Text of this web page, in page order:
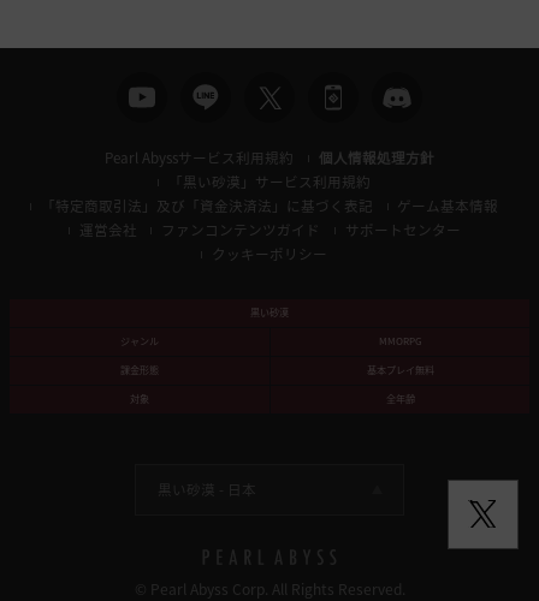
Pearl Abyssサービス利用規約
個人情報処理方針
「黒い砂漠」サービス利用規約
「特定商取引法」及び「資金決済法」に基づく表記
ゲーム基本情報
運営会社
ファンコンテンツガイド
サポートセンター
クッキーポリシー
黒い砂漠
ジャンル
MMORPG
課金形態
基本プレイ無料
対象
全年齢
黒い砂漠 - 日本
© Pearl Abyss Corp. All Rights Reserved.